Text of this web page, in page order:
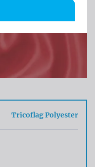
Tricoflag Polyester